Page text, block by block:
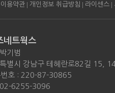
용약관 | 개인정보 취급방침 | 라이센스 |
네트웍스
기범
별시 강남구 테헤란로82길 15,
번호 : 220-87-30865
02-6255-3096